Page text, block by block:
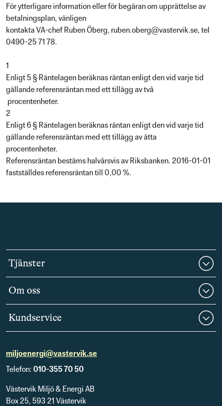
För ytterligare information eller för begäran om upprättelse av
betalningsplan, vänligen
kontakta VA-chef Ruben Öberg, ruben.oberg@vastervik.se, tel
0490-25 71 78.
1
Enligt 5 § Räntelagen beräknas räntan enligt den vid varje tid
gällande referensräntan med ett tillägg av två
procentenheter.
2
Enligt 6 § Räntelagen beräknas räntan enligt den vid varje tid
gällande referensräntan med ett tillägg av åtta
procentenheter.
Referensräntan bestäms halvårsvis av Riksbanken. 2016-01-01
fastställdes referensräntan till 0,00 %.
Tjänster
Om oss
Kundservice
miljoenergi@vastervik.se
Telefon: 010-355 70 50
Västervik Miljö & Energi AB
Box 25, 593 21 Västervik